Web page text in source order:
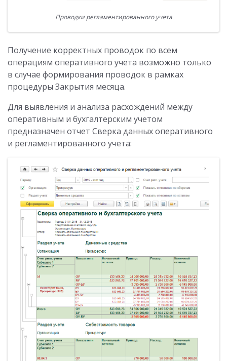
Проводки регламентированного учета
Получение корректных проводок по всем
операциям оперативного учета возможно только
в случае формирования проводок в рамках
процедуры Закрытия месяца.
Для выявления и анализа расхождений между
оперативным и бухгалтерским учетом
предназначен отчет Сверка данных оперативного
и регламентированного учета: